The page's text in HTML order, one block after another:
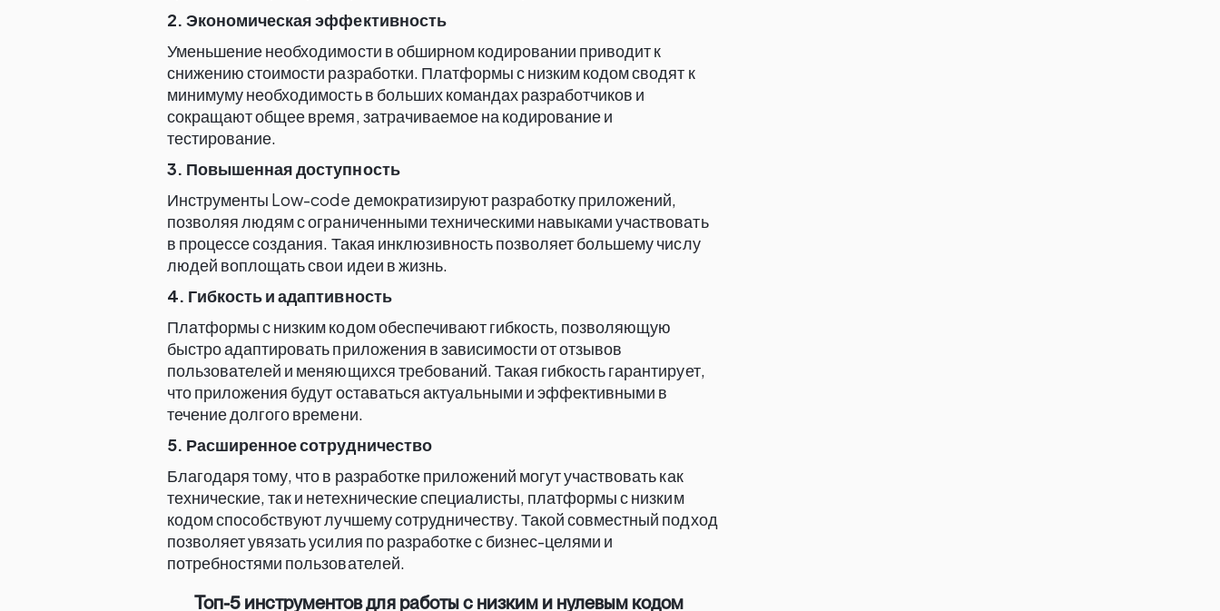
2. Экономическая эффективность
Уменьшение необходимости в обширном кодировании приводит к
снижению стоимости разработки. Платформы с низким кодом сводят к
минимуму необходимость в больших командах разработчиков и
сокращают общее время, затрачиваемое на кодирование и
тестирование.
3. Повышенная доступность
Инструменты Low-code демократизируют разработку приложений,
позволяя людям с ограниченными техническими навыками участвовать
в процессе создания. Такая инклюзивность позволяет большему числу
людей воплощать свои идеи в жизнь.
4. Гибкость и адаптивность
Платформы с низким кодом обеспечивают гибкость, позволяющую
быстро адаптировать приложения в зависимости от отзывов
пользователей и меняющихся требований. Такая гибкость гарантирует,
что приложения будут оставаться актуальными и эффективными в
течение долгого времени.
5. Расширенное сотрудничество
Благодаря тому, что в разработке приложений могут участвовать как
технические, так и нетехнические специалисты, платформы с низким
кодом способствуют лучшему сотрудничеству. Такой совместный подход
позволяет увязать усилия по разработке с бизнес-целями и
потребностями пользователей.
Топ-5 инструментов для работы с низким и нулевым кодом